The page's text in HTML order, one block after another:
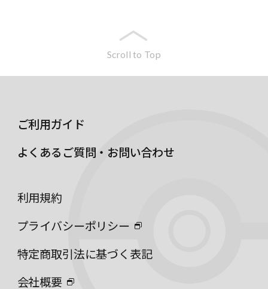
Scroll to Top
ご利用ガイド
よくあるご質問・お問い合わせ
利用規約
プライバシーポリシー
特定商取引法に基づく表記
会社概要